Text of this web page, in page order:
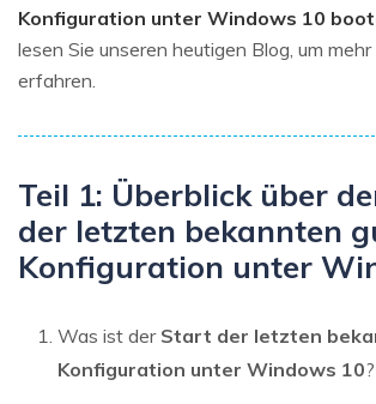
Konfiguration unter Windows 10
lesen Sie unseren heutigen Blog, um
erfahren.
Teil 1: Überblick über
der letzten bekannten
Konfiguration unter
Was ist der Start der letzten
Konfiguration unter Windows 10?